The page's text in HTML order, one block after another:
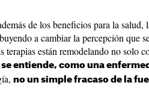
de los beneficios para la salud,
a cambiar la percepción que
terapias están remodelando no solo
se entiende, como una
no un simple fracaso de la